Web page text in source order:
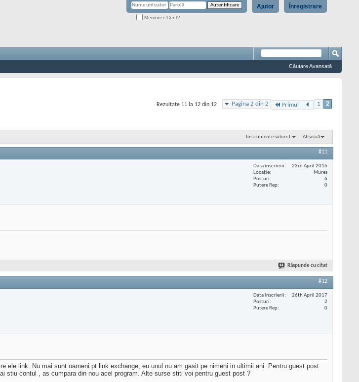
Înregistrare
Ajutor
Memorez Cont?
Căutare Avansată
Pagina 2 din 2 Primul 1 2
Rezultate 11 la 12 din 12
Instrumente subiect Afișează
#11
Data înscrierii
23rd April 2016
Locaţie
Mures
Posturi
6
Putere Rep
0
Răspunde cu citat
#12
Data înscrierii
26th April 2017
Posturi
2
Putere Rep
0
link. Nu mai sunt oameni pt link exchange, eu unul nu am gasit pe nimeni in ultimii ani. Pentru guest post
stiu contul , as cumpara din nou acel program. Alte surse stiti voi pentru guest post ?